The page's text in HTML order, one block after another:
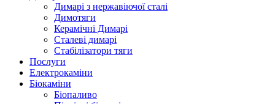
Димарі з нержавіючої сталі
Димотяги
Керамічні Димарі
Сталеві димарі
Стабілізатори тяги
Послуги
Електрокаміни
Біокаміни
Біопаливо